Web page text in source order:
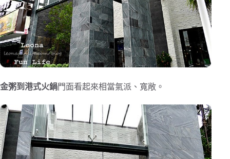
金粥到港式火鍋門面看起來相當氣派、寬敞。